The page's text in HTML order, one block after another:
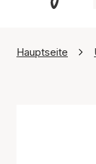
Hauptseite